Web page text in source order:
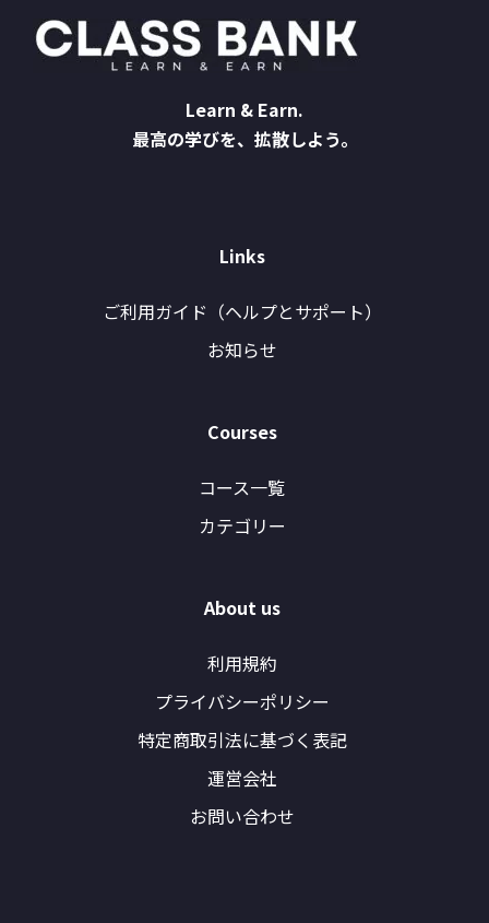
Learn & Earn.
最高の学びを、拡散しよう。
Links
ご利用ガイド（ヘルプとサポート）
お知らせ
Courses
コース一覧
カテゴリー
About us
利用規約
プライバシーポリシー
特定商取引法に基づく表記
運営会社
お問い合わせ